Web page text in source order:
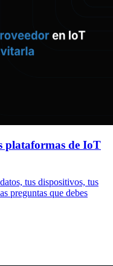
plataformas de IoT
tus dispositivos, tus
preguntas que debes